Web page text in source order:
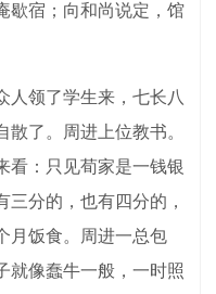
歇宿；向和尚说定，馆
领了学生来，七长八
了。周进上位教书。
看：只见荀家是一钱银
分的，也有四分的，
月饭食。周进一总包
就像蠢牛一般，一时照